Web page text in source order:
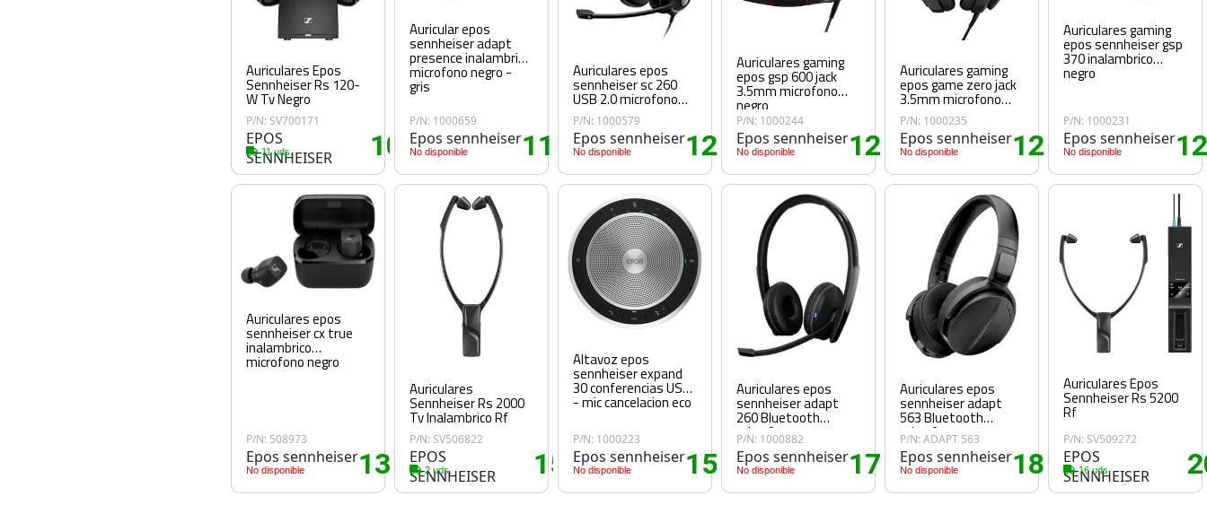
Auriculares Epos
Sennheiser Rs 120-
W Tv Negro
P/N: SV700171
EPOS
SENNHEISER
11 uds. 108.75€
Auricular epos
sennheiser adapt
presence inalambrico
microfono negro -
gris
P/N: 1000659
Epos sennheiser
No disponible 115 .95€
Auriculares epos
sennheiser sc 260
USB 2.0 microfono
negro
P/N: 1000579
Epos sennheiser
No disponible 121 .20€
Auriculares gaming
epos gsp 600 jack
3.5mm microfono
negro
P/N: 1000244
Epos sennheiser
No disponible 121 .30€
Auriculares gaming
epos game zero jack
3.5mm microfono
negro
P/N: 1000235
Epos sennheiser
No disponible 122 .50€
Auriculares gaming
epos sennheiser gsp
370 inalambrico
negro
P/N: 1000231
Epos sennheiser
No disponible
Auriculares epos
sennheiser cx true
inalambrico
microfono negro
P/N: 508973
Epos sennheiser
No disponible 133 .00€
Auriculares
Sennheiser Rs 2000
Tv Inalambrico Rf
P/N: SV506822
EPOS
SENNHEISER
2 uds. 151.90€
Altavoz epos
sennheiser expand
30 conferencias USB
- mic cancelacion eco
P/N: 1000223
Epos sennheiser
No disponible 152 .25€
Auriculares epos
sennheiser adapt
260 Bluetooth
microfono negro
P/N: 1000882
Epos sennheiser
No disponible 176 .65€
Auriculares epos
sennheiser adapt
563 Bluetooth
microfono negro
P/N: ADAPT 563
Epos sennheiser
No disponible 189 .70€
Auriculares Epos
Sennheiser Rs 5200
Rf
P/N: SV509272
EPOS
SENNHEISER
16 uds.